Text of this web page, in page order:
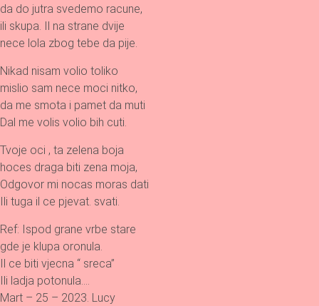
da do jutra svedemo racune,
ili skupa. Il na strane dvije
nece lola zbog tebe da pije.
Nikad nisam volio toliko
mislio sam nece moci nitko,
da me smota i pamet da muti
Dal me volis volio bih cuti.
Tvoje oci , ta zelena boja
hoces draga biti zena moja,
Odgovor mi nocas moras dati
Ili tuga il ce pjevat. svati.
Ref: Ispod grane vrbe stare
gde je klupa oronula.
Il ce biti vjecna “ sreca”
Ili ladja potonula….
Mart – 25 – 2023. Lucy